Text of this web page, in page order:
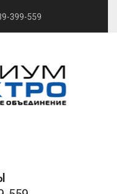
399-559